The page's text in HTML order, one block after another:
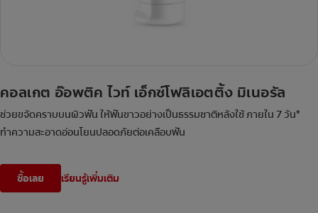
คอลเกต อ๊อพติค ไวท์ เอ็กซ์โฟลิเอตติ้ง มิเนอรัล
ช่วยขจัดคราบบนผิวฟัน ให้ฟันขาวอย่างเป็นธรรมชาติหลังใช้ ภายใน 7 วัน*
ทำความสะอาดอ่อนโยนปลอดภัยต่อเคลือบฟัน
ซื้อเลย เรียนรู้เพิ่มเติม